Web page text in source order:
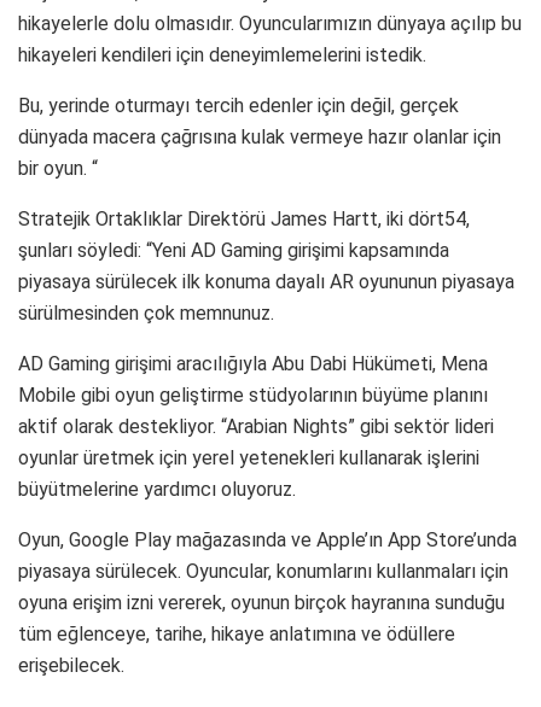
hikayelerle dolu olmasıdır. Oyuncularımızın dünyaya açılıp bu
hikayeleri kendileri için deneyimlemelerini istedik.
Bu, yerinde oturmayı tercih edenler için değil, gerçek
dünyada macera çağrısına kulak vermeye hazır olanlar için
bir oyun. “
Stratejik Ortaklıklar Direktörü James Hartt, iki dört54,
şunları söyledi: “Yeni AD Gaming girişimi kapsamında
piyasaya sürülecek ilk konuma dayalı AR oyununun piyasaya
sürülmesinden çok memnunuz.
AD Gaming girişimi aracılığıyla Abu Dabi Hükümeti, Mena
Mobile gibi oyun geliştirme stüdyolarının büyüme planını
aktif olarak destekliyor. “Arabian Nights” gibi sektör lideri
oyunlar üretmek için yerel yetenekleri kullanarak işlerini
büyütmelerine yardımcı oluyoruz.
Oyun, Google Play mağazasında ve Apple’ın App Store’unda
piyasaya sürülecek. Oyuncular, konumlarını kullanmaları için
oyuna erişim izni vererek, oyunun birçok hayranına sunduğu
tüm eğlenceye, tarihe, hikaye anlatımına ve ödüllere
erişebilecek.